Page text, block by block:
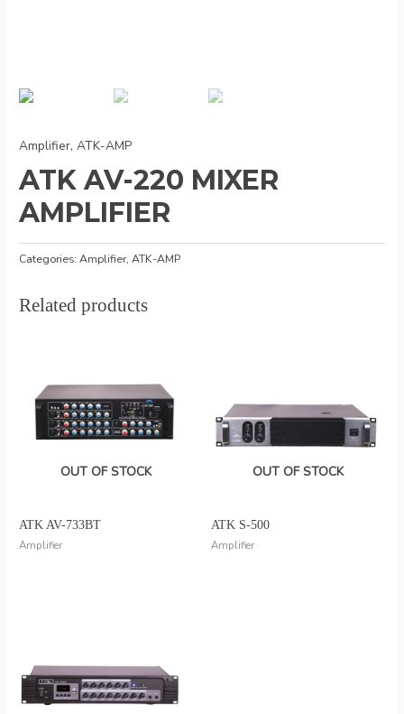
Amplifier,ATK-AMP
ATK AV-220 MIXER
AMPLIFIER
Categories:Amplifier,ATK-AMP
Related products
OUT OF STOCK
ATK AV-733BT
Amplifier
OUT OF STOCK
ATK S-500
Amplifier